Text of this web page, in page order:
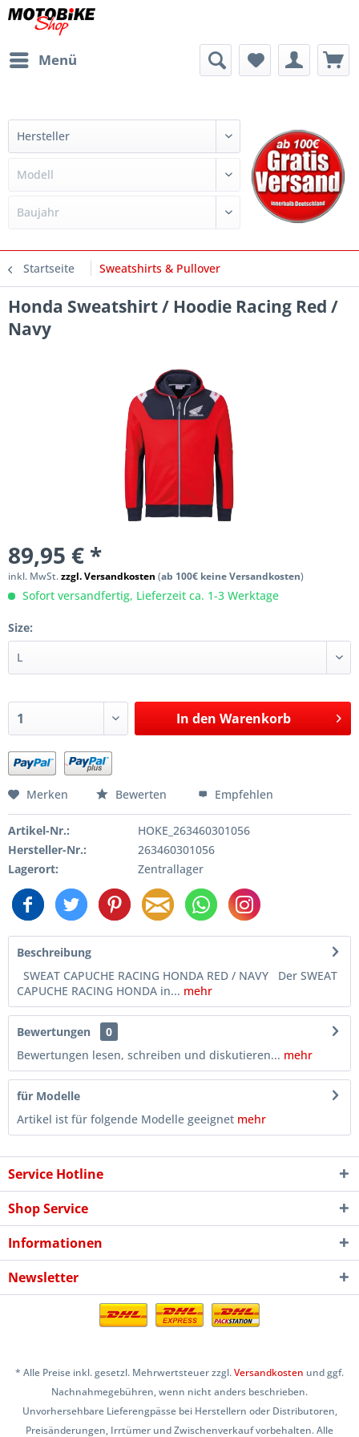
Menü
Startseite Sweatshirts & Pullover
Honda Sweatshirt / Hoodie Racing Red /
Navy
89,95 € *
inkl. MwSt.zzgl. Versandkosten (ab 100€ keine Versandkosten)
Sofort versandfertig, Lieferzeit ca. 1-3 Werktage
Size:
In den Warenkorb
Merken Bewerten Empfehlen
Artikel-Nr.:
HOKE_263460301056
Hersteller-Nr.:
263460301056
Lagerort:
Zentrallager
Beschreibung
SWEAT CAPUCHE RACING HONDA RED / NAVY Der SWEAT
CAPUCHE RACING HONDA in... mehr
Bewertungen
0
Bewertungen lesen, schreiben und diskutieren... mehr
für Modelle
Artikel ist für folgende Modelle geeignet mehr
Service Hotline
Shop Service
Informationen
Newsletter
* Alle Preise inkl. gesetzl. Mehrwertsteuer zzgl.Versandkosten und ggf.
Nachnahmegebühren, wenn nicht anders beschrieben.
Unvorhersehbare Lieferengpässe bei Herstellern oder Distributoren,
Preisänderungen, Irrtümer und Zwischenverkauf vorbehalten. Alle